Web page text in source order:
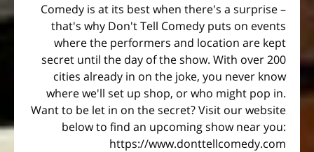
Comedy is at its best when there's a surprise –
that's why Don't Tell Comedy puts on events
where the performers and location are kept
secret until the day of the show. With over 200
cities already in on the joke, you never know
where we'll set up shop, or who might pop in.
Want to be let in on the secret? Visit our website
below to find an upcoming show near you:
https://www.donttellcomedy.com